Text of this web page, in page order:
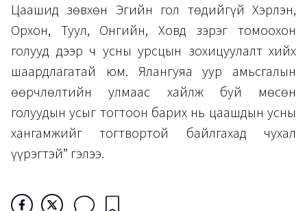
Цаашид зөвхөн Эгийн гол төдийгүй Хэрлэн,
Орхон, Туул, Онгийн, Ховд зэрэг томоохон
голууд дээр ч усны урсцын зохицуулалт хийх
шаардлагатай юм. Ялангуяа уур амьсгалын
өөрчлөлтийн улмаас хайлж буй мөсөн
голуудын усыг тогтоон барих нь цаашдын усны
хангамжийг тогтвортой байлгахад чухал
үүрэгтэй” гэлээ.